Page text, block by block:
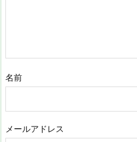
名前
メールアドレス